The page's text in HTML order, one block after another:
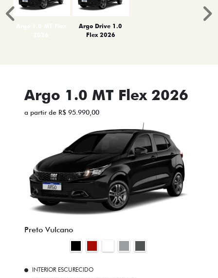
Argo Drive 1.0
Flex 2026
Anterior
Argo 1.0 MT Flex 2026
a partir de R$ 95.990,00
Preto Vulcano
INTERIOR ESCURECIDO